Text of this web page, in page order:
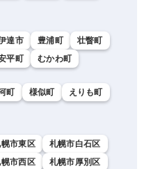
達市 豊浦町
壮瞥町
平町 むかわ町
町 様似町
えりも町
市東区
札幌市白石区
市西区
札幌市厚別区